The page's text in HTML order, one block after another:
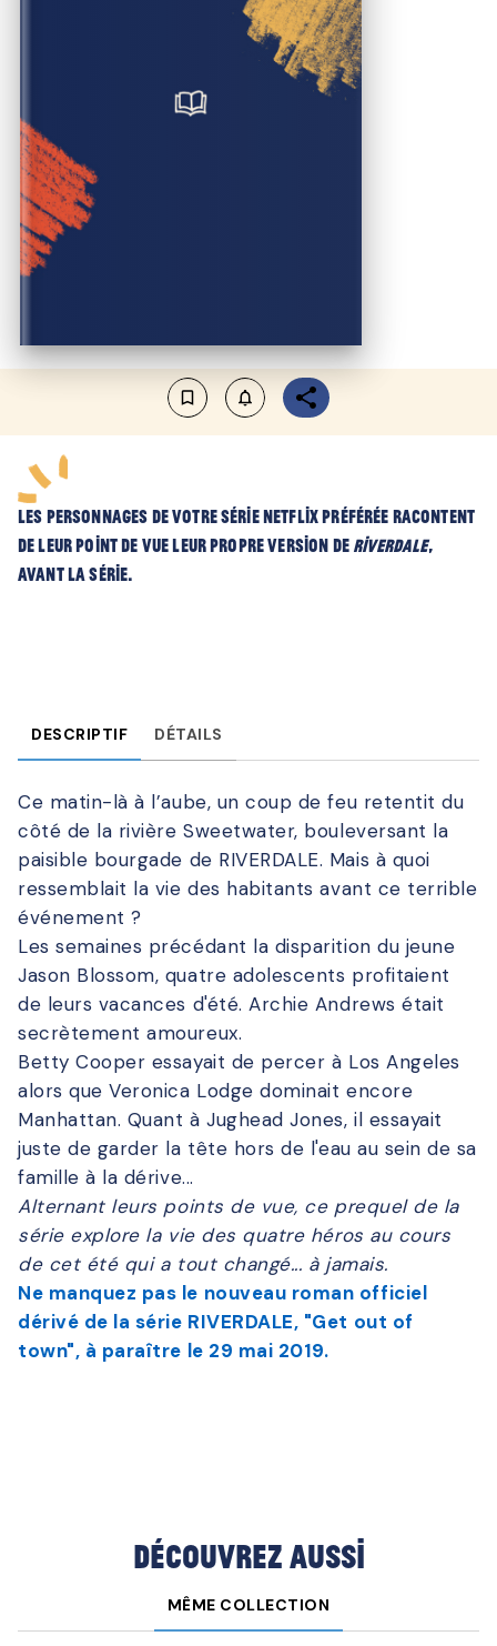
bookmark_border notifications_none_outlined
Les personnages de votre série Netflix préférée racontent
de leur point de vue leur propre version de Riverdale,
avant la série.
DESCRIPTIF DÉTAILS
Ce matin-là à l’aube, un coup de feu retentit du
côté de la rivière Sweetwater, bouleversant la
paisible bourgade de RIVERDALE. Mais à quoi
ressemblait la vie des habitants avant ce terrible
événement ?
Les semaines précédant la disparition du jeune
Jason Blossom, quatre adolescents profitaient
de leurs vacances d'été. Archie Andrews était
secrètement amoureux.
Betty Cooper essayait de percer à Los Angeles
alors que Veronica Lodge dominait encore
Manhattan. Quant à Jughead Jones, il essayait
juste de garder la tête hors de l'eau au sein de sa
famille à la dérive...
Alternant leurs points de vue, ce prequel de la
série explore la vie des quatre héros au cours
de cet été qui a tout changé... à jamais.
Ne manquez pas le nouveau roman officiel
dérivé de la série RIVERDALE, "Get out of
town", à paraître le 29 mai 2019.
Découvrez aussi
MÊME COLLECTION